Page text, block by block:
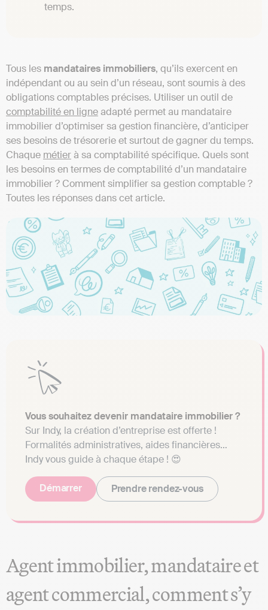
temps.
Tous les mandataires immobiliers, qu’ils exercent en
indépendant ou au sein d’un réseau, sont soumis à des
obligations comptables précises. Utiliser un outil de
comptabilité en ligneadapté permet au mandataire
immobilier d’optimiser sa gestion financière, d’anticiper
ses besoins de trésorerie et surtout de gagner du temps.
Chaque métierà sa comptabilité spécifique. Quels sont
les besoins en termes de comptabilité d’un mandataire
immobilier ? Comment simplifier sa gestion comptable ?
Toutes les réponses dans cet article.
Vous souhaitez devenir mandataire immobilier ?
Sur Indy, la création d’entreprise est offerte !
Formalités administratives, aides financières…
Indy vous guide à chaque étape ! 😍
Démarrer Prendre rendez-vous
Agent immobilier, mandataire et
agent commercial, comment s’y